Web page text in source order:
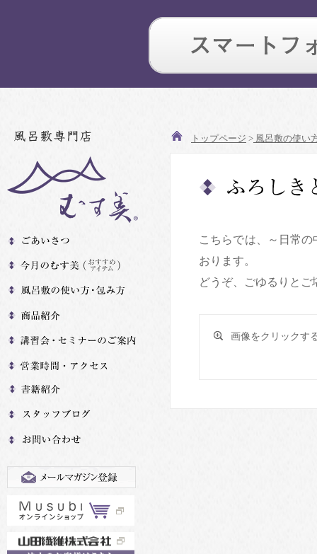
トップページ > 風呂敷の使い
こちらでは、～日常
おります。
どうぞ、ごゆるりとご
画像をクリックす